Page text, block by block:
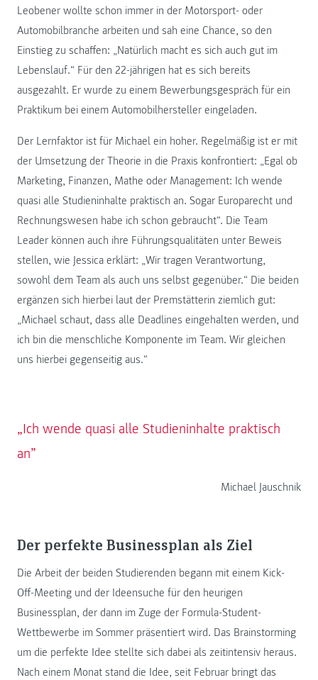
Leobener wollte schon immer in der Motorsport- oder
Automobilbranche arbeiten und sah eine Chance, so den
Einstieg zu schaffen: „Natürlich macht es sich auch gut im
Lebenslauf.“ Für den 22-jährigen hat es sich bereits
ausgezahlt. Er wurde zu einem Bewerbungsgespräch für ein
Praktikum bei einem Automobilhersteller eingeladen.
Der Lernfaktor ist für Michael ein hoher. Regelmäßig ist er mit
der Umsetzung der Theorie in die Praxis konfrontiert: „Egal ob
Marketing, Finanzen, Mathe oder Management: Ich wende
quasi alle Studieninhalte praktisch an. Sogar Europarecht und
Rechnungswesen habe ich schon gebraucht“. Die Team
Leader können auch ihre Führungsqualitäten unter Beweis
stellen, wie Jessica erklärt: „Wir tragen Verantwortung,
sowohl dem Team als auch uns selbst gegenüber.“ Die beiden
ergänzen sich hierbei laut der Premstätterin ziemlich gut:
„Michael schaut, dass alle Deadlines eingehalten werden, und
ich bin die menschliche Komponente im Team. Wir gleichen
uns hierbei gegenseitig aus.“
„Ich wende quasi alle Studieninhalte praktisch
an”
Michael Jauschnik
Der perfekte Businessplan als Ziel
Die Arbeit der beiden Studierenden begann mit einem Kick-
Off-Meeting und der Ideensuche für den heurigen
Businessplan, der dann im Zuge der Formula-Student-
Wettbewerbe im Sommer präsentiert wird. Das Brainstorming
um die perfekte Idee stellte sich dabei als zeitintensiv heraus.
Nach einem Monat stand die Idee, seit Februar bringt das